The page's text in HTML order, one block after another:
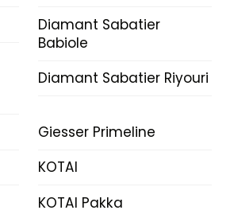
Diamant Sabatier
Babiole
Diamant Sabatier Riyouri
Giesser Primeline
KOTAI
KOTAI Pakka